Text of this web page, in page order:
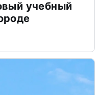
учебный